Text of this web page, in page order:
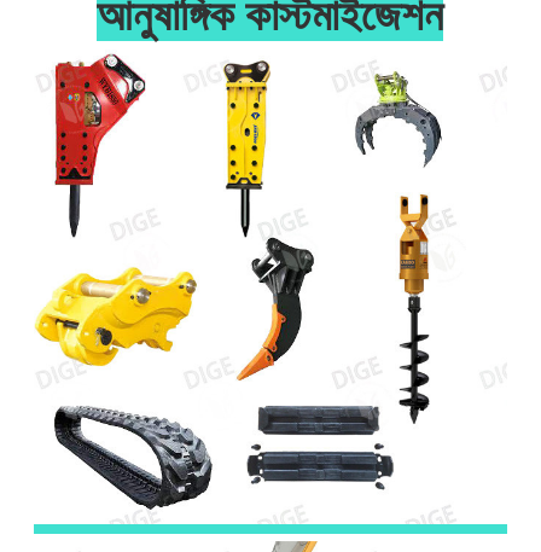
আনুষাঙ্গিক কাস্টমাইজেশন